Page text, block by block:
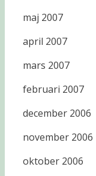
maj 2007
april 2007
mars 2007
februari 2007
december 2006
november 2006
oktober 2006